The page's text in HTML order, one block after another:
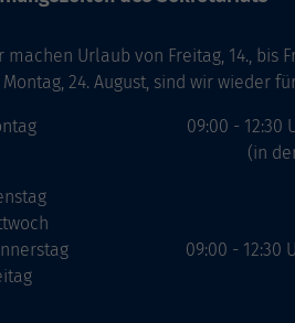
machen Urlaub von Freitag, 14., bis
Montag, 24. August, sind wir wieder
09:00 - 12:30
(in
09:00 - 12:30